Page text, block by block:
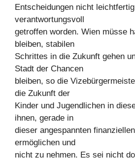
Entscheidungen nicht
verantwortungsvoll
getroffen worden. Wien müsse
bleiben, stabilen
Schrittes in die Zukunft gehen
Stadt der Chancen
bleiben, so die
die Zukunft der
Kinder und Jugendlichen in
ihnen, gerade in
dieser angespannten
ermöglichen und
nicht zu nehmen. Es sei nicht